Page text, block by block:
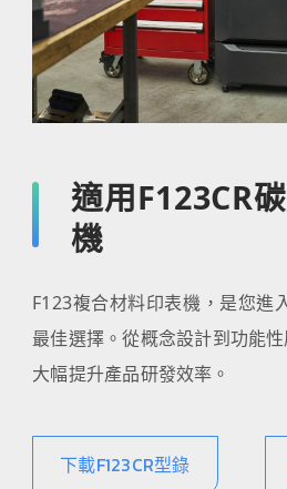
適用F123CR
機
F123複合材料印表機，是您進
最佳選擇。從概念設計到功能
大幅提升產品研發效率。
下載F123CR型錄